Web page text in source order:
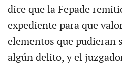
dice que la Fepade
expediente para que
elementos que pudieran
algún delito, y el